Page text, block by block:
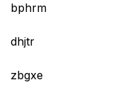
bphrm
dhjtr
zbgxe